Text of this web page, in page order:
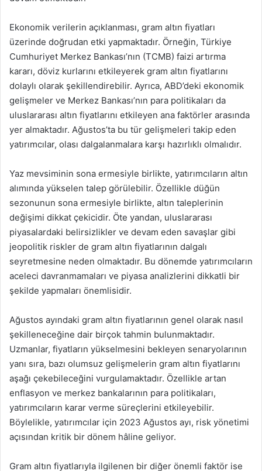
Ekonomik verilerin açıklanması, gram altın fiyatları
üzerinde doğrudan etki yapmaktadır. Örneğin, Türkiye
Cumhuriyet Merkez Bankası’nın (TCMB) faizi artırma
kararı, döviz kurlarını etkileyerek gram altın fiyatlarını
dolaylı olarak şekillendirebilir. Ayrıca, ABD’deki ekonomik
gelişmeler ve Merkez Bankası’nın para politikaları da
uluslararası altın fiyatlarını etkileyen ana faktörler arasında
yer almaktadır. Ağustos’ta bu tür gelişmeleri takip eden
yatırımcılar, olası dalgalanmalara karşı hazırlıklı olmalıdır.
Yaz mevsiminin sona ermesiyle birlikte, yatırımcıların altın
alımında yükselen talep görülebilir. Özellikle düğün
sezonunun sona ermesiyle birlikte, altın taleplerinin
değişimi dikkat çekicidir. Öte yandan, uluslararası
piyasalardaki belirsizlikler ve devam eden savaşlar gibi
jeopolitik riskler de gram altın fiyatlarının dalgalı
seyretmesine neden olmaktadır. Bu dönemde yatırımcıların
aceleci davranmamaları ve piyasa analizlerini dikkatli bir
şekilde yapmaları önemlisidir.
Ağustos ayındaki gram altın fiyatlarının genel olarak nasıl
şekilleneceğine dair birçok tahmin bulunmaktadır.
Uzmanlar, fiyatların yükselmesini bekleyen senaryolarının
yanı sıra, bazı olumsuz gelişmelerin gram altın fiyatlarını
aşağı çekebileceğini vurgulamaktadır. Özellikle artan
enflasyon ve merkez bankalarının para politikaları,
yatırımcıların karar verme süreçlerini etkileyebilir.
Böylelikle, yatırımcılar için 2023 Ağustos ayı, risk yönetimi
açısından kritik bir dönem hâline geliyor.
Gram altın fiyatlarıyla ilgilenen bir diğer önemli faktör ise